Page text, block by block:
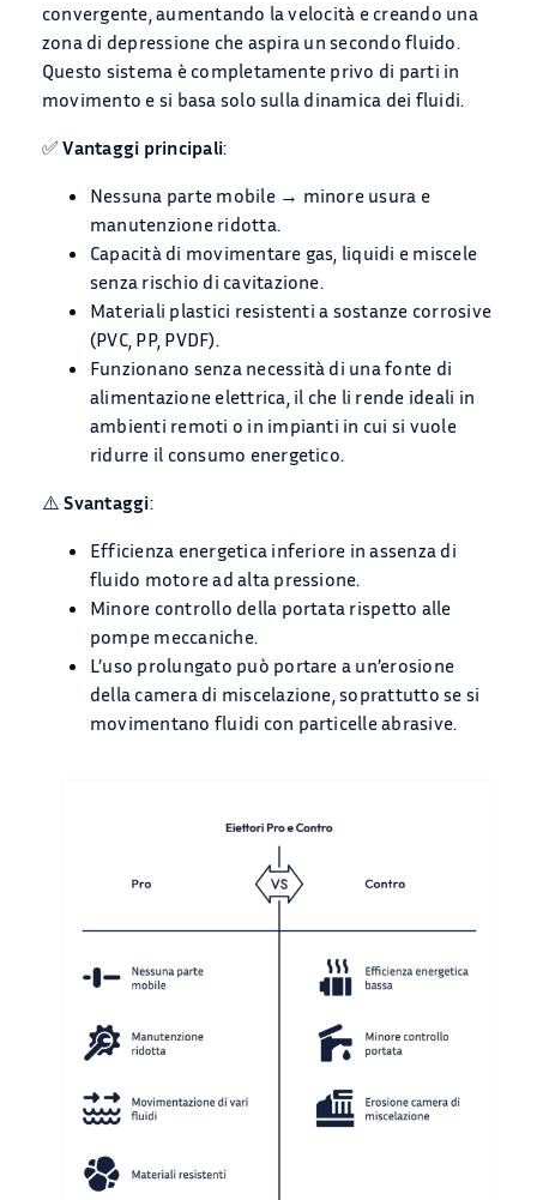
CATALOGO
convergente, aumentando la velocità e creando una
zona di depressione che aspira un secondo fluido.
Questo sistema è completamente privo di parti in
movimento e si basa solo sulla dinamica dei fluidi.
✅Vantaggi principali:
Nessuna parte mobile → minore usura e
manutenzione ridotta.
Capacità di movimentare gas, liquidi e miscele
senza rischio di cavitazione.
Materiali plastici resistenti a sostanze corrosive
(PVC, PP, PVDF).
Funzionano senza necessità di una fonte di
alimentazione elettrica, il che li rende ideali in
ambienti remoti o in impianti in cui si vuole
ridurre il consumo energetico.
⚠️Svantaggi:
Efficienza energetica inferiore in assenza di
fluido motore ad alta pressione.
Minore controllo della portata rispetto alle
pompe meccaniche.
L’uso prolungato può portare a un’erosione
della camera di miscelazione, soprattutto se si
movimentano fluidi con particelle abrasive.